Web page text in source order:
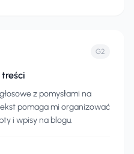
G2
z pomysłami na
pomaga mi organizować
i wpisy na blogu.